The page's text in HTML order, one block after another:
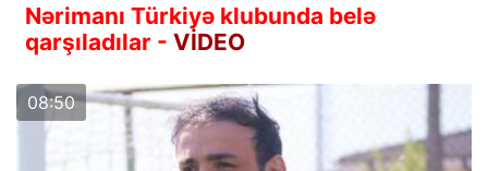
Nərimanı Türkiyə klubunda belə
qarşıladılar - VİDEO
08:50